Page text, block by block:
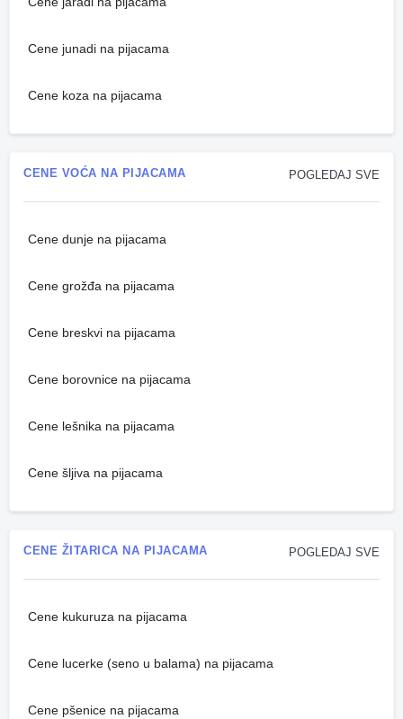
Cene junadi na pijacama
Cene koza na pijacama
POGLEDAJ SVE
CENE VOĆA NA PIJACAMA
Cene dunje na pijacama
Cene grožđa na pijacama
Cene breskvi na pijacama
Cene borovnice na pijacama
Cene lešnika na pijacama
Cene šljiva na pijacama
POGLEDAJ SVE
CENE ŽITARICA NA PIJACAMA
Cene kukuruza na pijacama
Cene lucerke (seno u balama) na pijacama
Cene pšenice na pijacama